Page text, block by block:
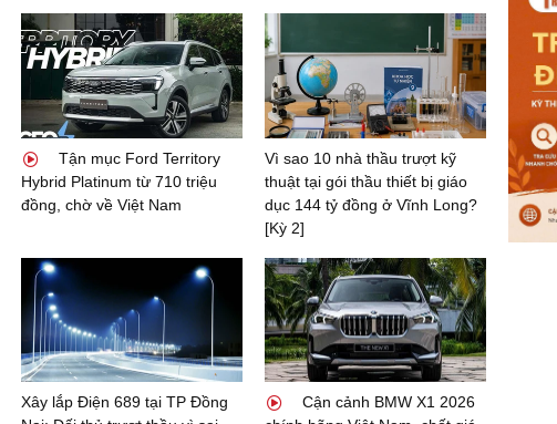
Tận mục Ford Territory
Hybrid Platinum từ 710 triệu
đồng, chờ về Việt Nam
Vì sao 10 nhà thầu trượt kỹ
thuật tại gói thầu thiết bị giáo
dục 144 tỷ đồng ở Vĩnh Long?
[Kỳ 2]
Xây lắp Điện 689 tại TP Đồng
Cận cảnh BMW X1 2026